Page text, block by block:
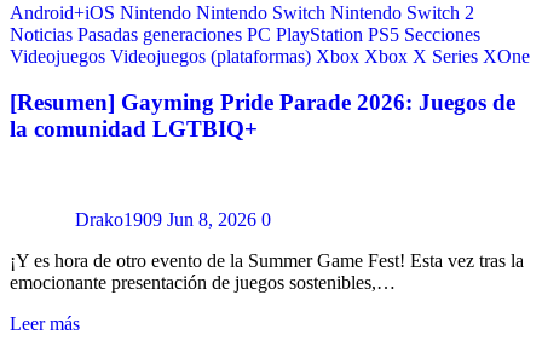
Android+iOS Nintendo Nintendo Switch Nintendo Switch 2
Noticias Pasadas generaciones PC PlayStation PS5 Secciones
Videojuegos Videojuegos (plataformas) Xbox Xbox X Series XOne
[Resumen] Gayming Pride Parade 2026: Juegos de
la comunidad LGTBIQ+
Drako1909 Jun 8, 2026 0
¡Y es hora de otro evento de la Summer Game Fest! Esta vez tras la
emocionante presentación de juegos sostenibles,…
Leer más